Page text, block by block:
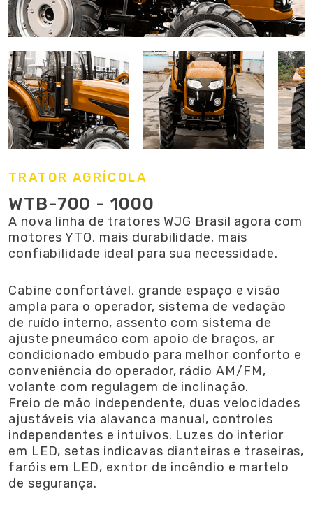
TRATOR AGRÍCOLA
WTB-700 - 1000
A nova linha de tratores WJG Brasil agora com
motores YTO, mais durabilidade, mais
confiabilidade ideal para sua necessidade.
Cabine confortável, grande espaço e visão
ampla para o operador, sistema de vedação
de ruído interno, assento com sistema de
ajuste pneumáco com apoio de braços, ar
condicionado embudo para melhor conforto e
conveniência do operador, rádio AM/FM,
volante com regulagem de inclinação.
Freio de mão independente, duas velocidades
ajustáveis via alavanca manual, controles
independentes e intuivos. Luzes do interior
em LED, setas indicavas dianteiras e traseiras,
faróis em LED, exntor de incêndio e martelo
de segurança.